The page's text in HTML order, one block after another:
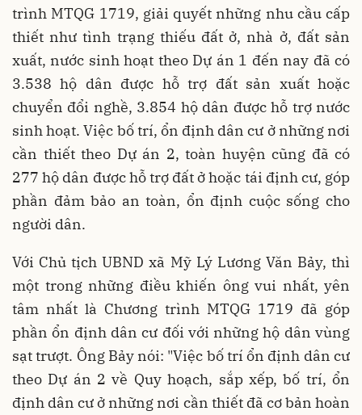
trình MTQG 1719, giải quyết những nhu cầu cấp
thiết như tình trạng thiếu đất ở, nhà ở, đất sản
xuất, nước sinh hoạt theo Dự án 1 đến nay đã có
3.538 hộ dân được hỗ trợ đất sản xuất hoặc
chuyển đổi nghề, 3.854 hộ dân được hỗ trợ nước
sinh hoạt. Việc bố trí, ổn định dân cư ở những nơi
cần thiết theo Dự án 2, toàn huyện cũng đã có
277 hộ dân được hỗ trợ đất ở hoặc tái định cư, góp
phần đảm bảo an toàn, ổn định cuộc sống cho
người dân.
Với Chủ tịch UBND xã Mỹ Lý Lương Văn Bảy, thì
một trong những điều khiến ông vui nhất, yên
tâm nhất là Chương trình MTQG 1719 đã góp
phần ổn định dân cư đối với những hộ dân vùng
sạt trượt. Ông Bảy nói: "Việc bố trí ổn định dân cư
theo Dự án 2 về Quy hoạch, sắp xếp, bố trí, ổn
định dân cư ở những nơi cần thiết đã cơ bản hoàn